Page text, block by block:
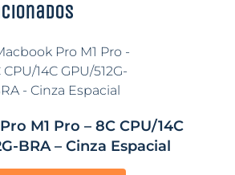
M1 Pro – 8C CPU/14C
BRA – Cinza Espacial